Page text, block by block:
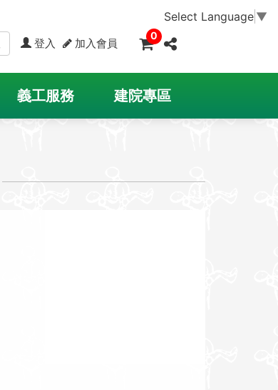
Select Language ▼
登入 加入會員
0
義工服務 建院專區